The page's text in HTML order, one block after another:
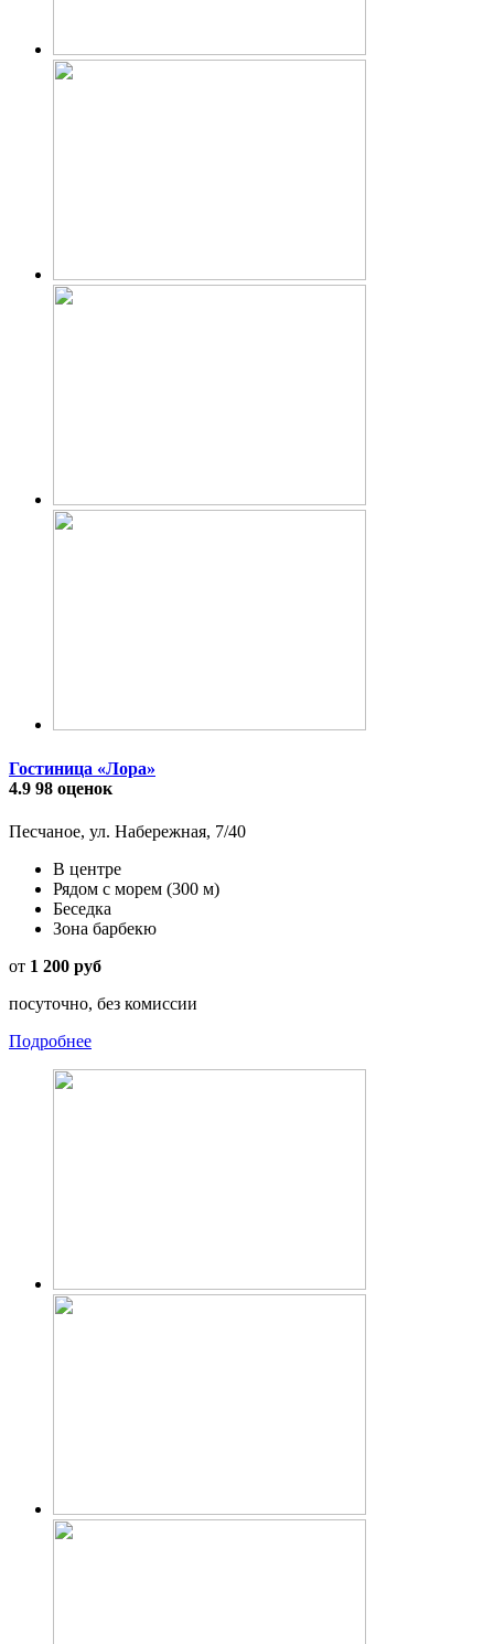
Гостиница «Лора»
4.9 98 оценок
Песчаное, ул. Набережная, 7/40
В центре
Рядом с морем (300 м)
Беседка
Зона барбекю
от 1 200 руб
посуточно, без комиссии
Подробнее